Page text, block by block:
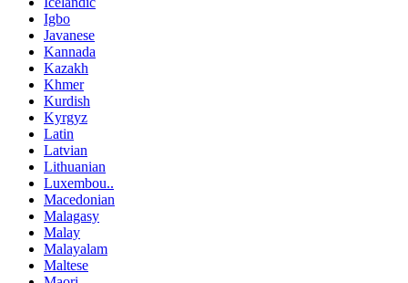
Igbo
Javanese
Kannada
Kazakh
Khmer
Kurdish
Kyrgyz
Latin
Latvian
Lithuanian
Luxembou..
Macedonian
Malagasy
Malay
Malayalam
Maltese